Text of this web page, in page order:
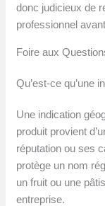
donc judicieux de
professionnel
Foire aux
Qu’est-ce qu’une
Une indication
produit provient
réputation ou ses
protège un nom
un fruit ou une
entreprise.